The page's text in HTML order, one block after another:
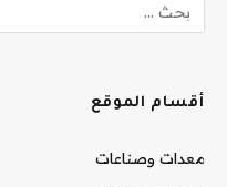
أقسام الموقع
معدات وصناعات